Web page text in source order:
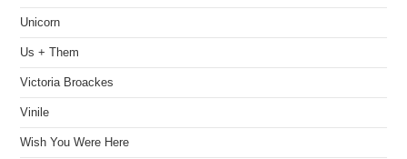
Unicorn
Us + Them
Victoria Broackes
Vinile
Wish You Were Here